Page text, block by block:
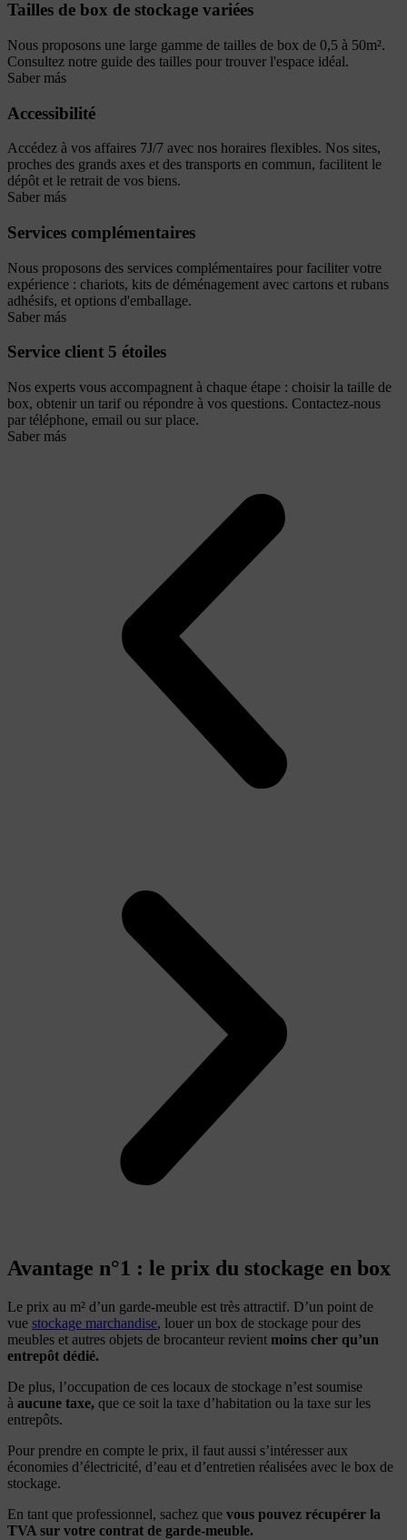
Tailles de box de stockage variées
Nous proposons une large gamme de tailles de box de 0,5 à 50m².
Consultez notre guide des tailles pour trouver l'espace idéal.
Saber más
Accessibilité
Accédez à vos affaires 7J/7 avec nos horaires flexibles. Nos sites,
proches des grands axes et des transports en commun, facilitent le
dépôt et le retrait de vos biens.
Saber más
Services complémentaires
Nous proposons des services complémentaires pour faciliter votre
expérience : chariots, kits de déménagement avec cartons et rubans
adhésifs, et options d'emballage.
Saber más
Service client 5 étoiles
Nos experts vous accompagnent à chaque étape : choisir la taille de
box, obtenir un tarif ou répondre à vos questions. Contactez-nous
par téléphone, email ou sur place.
Saber más
Avantage n°1 : le prix du stockage en box
Le prix au m² d’un garde-meuble est très attractif. D’un point de
vue stockage marchandise, louer un box de stockage pour des
meubles et autres objets de brocanteur revient moins cher qu’un
entrepôt dédié.
De plus, l’occupation de ces locaux de stockage n’est soumise
à aucune taxe, que ce soit la taxe d’habitation ou la taxe sur les
entrepôts.
Pour prendre en compte le prix, il faut aussi s’intéresser aux
économies d’électricité, d’eau et d’entretien réalisées avec le box de
stockage.
En tant que professionnel, sachez que vous pouvez récupérer la
TVA sur votre contrat de garde-meuble.